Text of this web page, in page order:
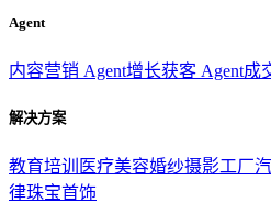
Agent
内容营销 Agent增长获客 Agent成
解决方案
教育培训 医疗美容婚纱摄影工厂
律珠宝首饰